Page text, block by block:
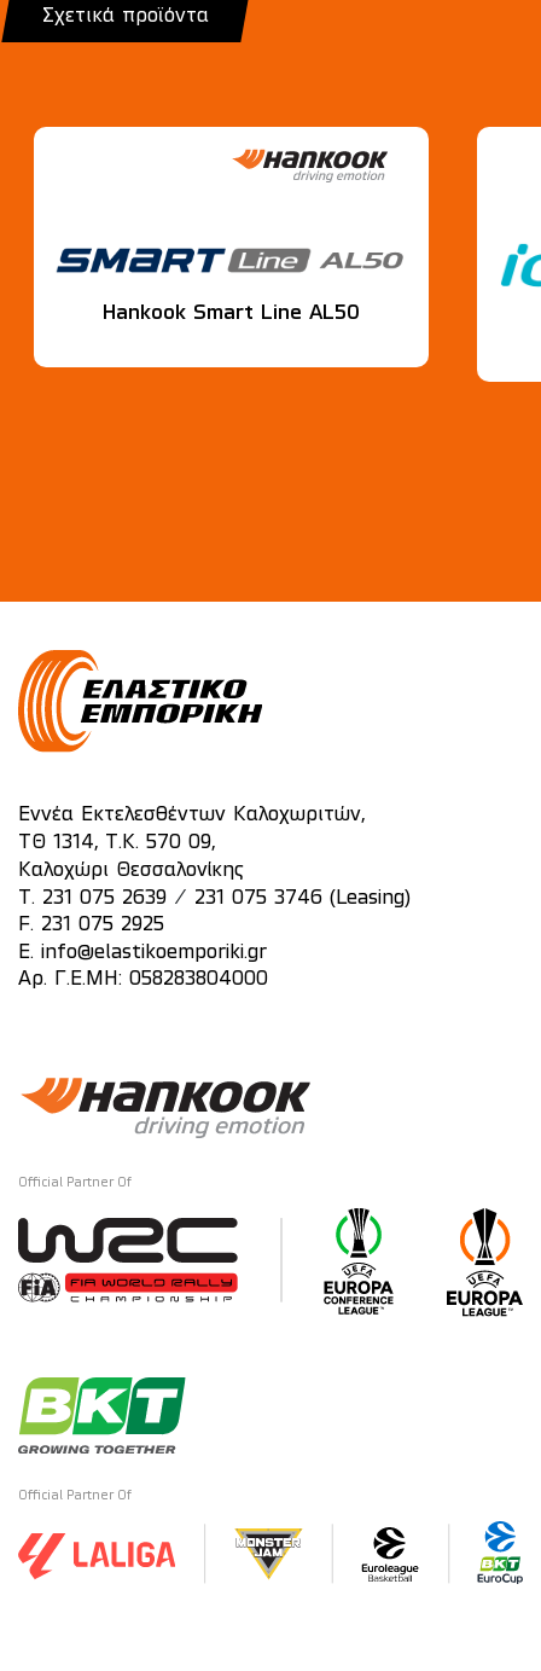
Σχετικά προϊόντα
Hankook Smart Line AL50
Εννέα Εκτελεσθέντων Καλοχωριτών,
ΤΘ 1314, Τ.Κ. 570 09,
Καλοχώρι Θεσσαλονίκης
T. 231 075 2639 / 231 075 3746 (Leasing)
F. 231 075 2925
E. info@elastikoemporiki.gr
Αρ. Γ.Ε.ΜΗ: 058283804000
Official Partner Of
Official Partner Of